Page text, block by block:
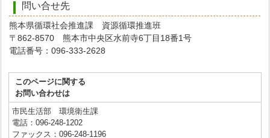
問い合せ先
熊本県循環社会推進課 資源循環推進班
〒862-8570 熊本市中央区水前寺6丁目18番1号
電話番号：096-333-2628
このページに関する
お問い合わせは
市民生活部 環境衛生課
電話：096-248-1202
ファックス：096-248-1196